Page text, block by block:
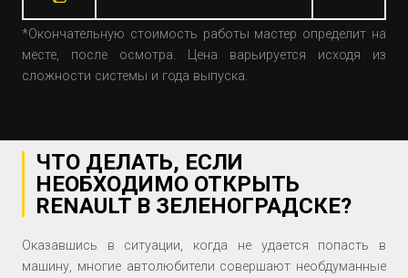
*Окончательную стоимость работы мастер определит на
месте, после осмотра. Цена варьируется исходя из
сложности системы и года выпуска.
ЧТО ДЕЛАТЬ, ЕСЛИ
НЕОБХОДИМО ОТКРЫТЬ
RENAULT В ЗЕЛЕНОГРАДСКЕ?
Оказавшись в ситуации, когда не удается попасть в
машину, многие автолюбители совершают необдуманные